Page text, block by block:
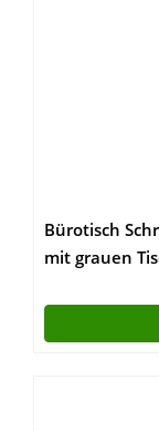
Bürotisch
mit grauen